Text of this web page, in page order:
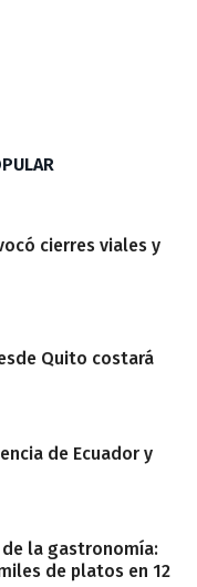
cierres viales y
Quito costará
de Ecuador y
de la gastronomía:
de platos en 12